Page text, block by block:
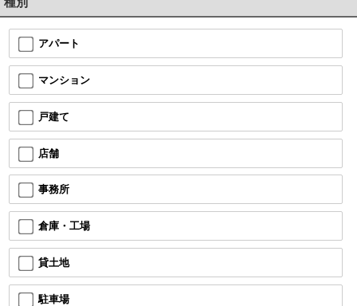
アパート
マンション
戸建て
店舗
事務所
倉庫・工場
貸土地
駐車場